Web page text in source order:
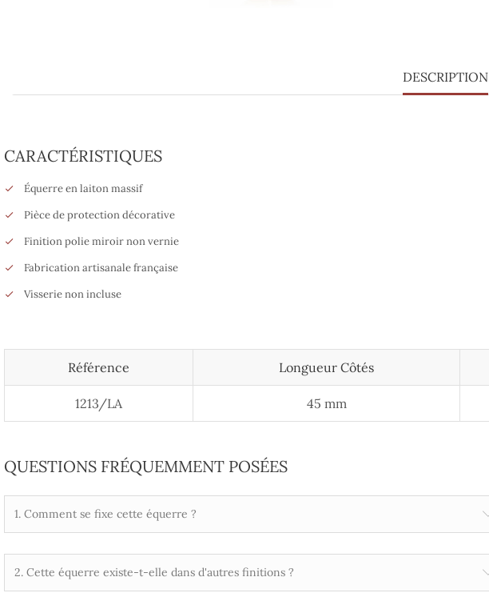
DESCRIPTION
CARACTÉRISTIQUES
Équerre en laiton massif
Pièce de protection décorative
Finition polie miroir non vernie
Fabrication artisanale française
Visserie non incluse
Référence Longueur Côtés
1213/LA 45 mm
QUESTIONS FRÉQUEMMENT POSÉES
1. Comment se fixe cette équerre ?
2. Cette équerre existe-t-elle dans d'autres finitions ?